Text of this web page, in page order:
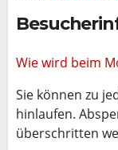
Wie wird beim
Sie können zu
hinlaufen.
überschritten